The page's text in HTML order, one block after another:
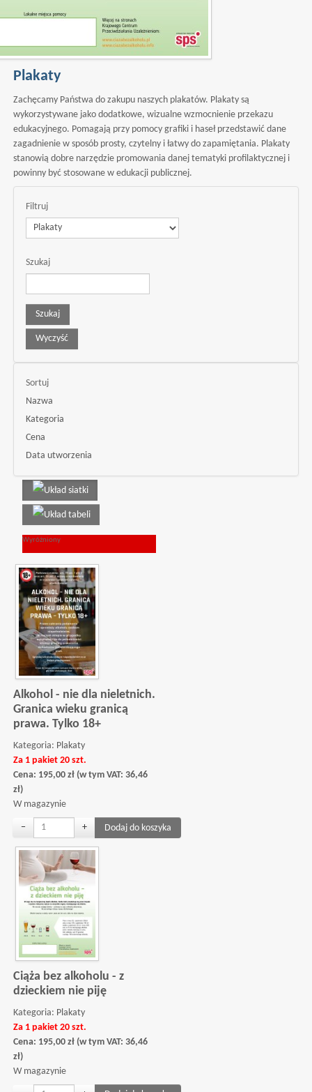
Plakaty
Zachęcamy Państwa do zakupu naszych plakatów. Plakaty są
wykorzystywane jako dodatkowe, wizualne wzmocnienie przekazu
edukacyjnego. Pomagają przy pomocy grafiki i haseł przedstawić dane
zagadnienie w sposób prosty, czytelny i łatwy do zapamiętania. Plakaty
stanowią dobre narzędzie promowania danej tematyki profilaktycznej i
powinny być stosowane w edukacji publicznej.
Filtruj
Szukaj
Sortuj
Nazwa
Kategoria
Cena
Data utworzenia
Wyróżniony
Alkohol - nie dla nieletnich.
Granica wieku granicą
prawa. Tylko 18+
Kategoria: Plakaty
Za 1 pakiet 20 szt.
Cena: 195,00 zł (w tym VAT: 36,46
zł)
W magazynie
− +
Ciąża bez alkoholu - z
dzieckiem nie piję
Kategoria: Plakaty
Za 1 pakiet 20 szt.
Cena: 195,00 zł (w tym VAT: 36,46
zł)
W magazynie